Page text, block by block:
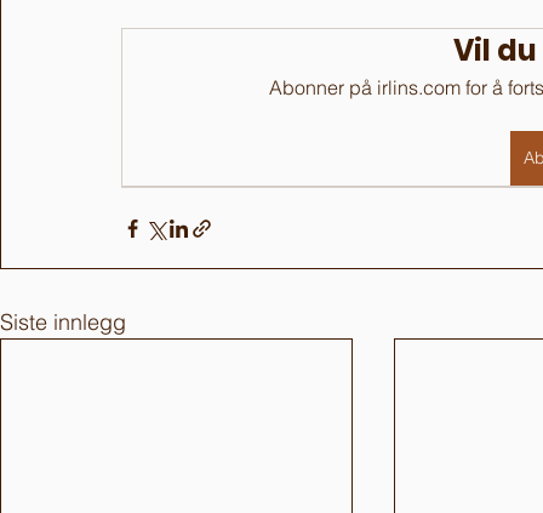
Vil
Abonner på irlins.com for å
Siste innlegg